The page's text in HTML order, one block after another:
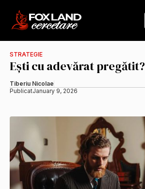
STRATEGIE
Ești cu adevărat pregătit?
Tiberiu Nicolae
PublicatJanuary 9, 2026